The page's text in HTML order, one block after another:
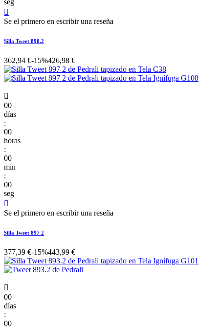
seg

Se el primero en escribir una reseña
Silla Tweet 890.2
362,94 €-15%426,98 €

00
días
:
00
horas
:
00
min
:
00
seg

Se el primero en escribir una reseña
Silla Tweet 897 2
377,39 €-15%443,99 €

00
días
:
00